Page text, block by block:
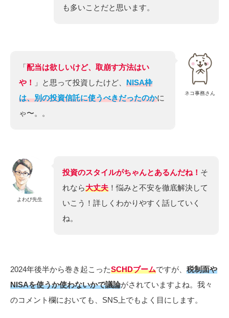
も多いことだと思います。
ネコ事務さん
「配当は欲しいけど、取崩す方法はい
や！
」と思って投資したけど、 NISA枠
は、別の投資信託に使うべきだったのかに
ゃ〜。。
よわび先生
投資のスタイルがちゃんとあるんだね！ そ
れなら大丈夫 ！悩みと不安を徹底解決して
いこう！詳しくわかりやすく話していく
ね。
2024年後半から巻き起こったSCHDブームですが、 税制面や
NISAを使うか使わないかで議論がされていますよね。我々
のコメント欄においても、SNS上でもよく目にします。